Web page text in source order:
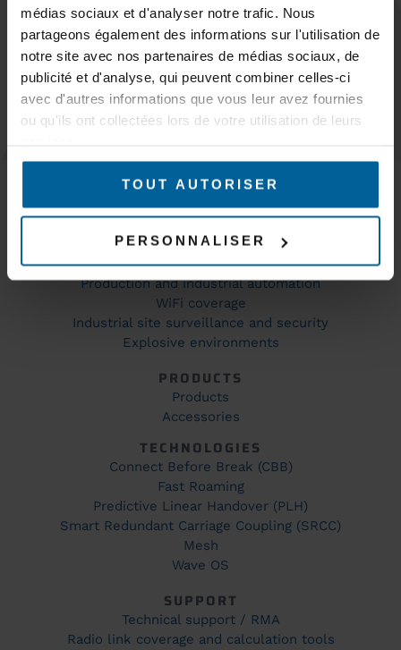
médias sociaux et d'analyser notre trafic. Nous
partageons également des informations sur l'utilisation de
notre site avec nos partenaires de médias sociaux, de
publicité et d'analyse, qui peuvent combiner celles-ci
avec d'autres informations que vous leur avez fournies
ou qu'ils ont collectées lors de votre utilisation de leurs
TOUT AUTORISER
PERSONNALISER
KEEP IN TOUCH
MARKETS
Trains & subways
Tramways & buses
Overhead cranes, gantry cranes and cranes
Mines & quarries
Production and industrial automation
WiFi coverage
Industrial site surveillance and security
Explosive environments
PRODUCTS
Products
Accessories
TECHNOLOGIES
Connect Before Break (CBB)
Fast Roaming
Predictive Linear Handover (PLH)
Smart Redundant Carriage Coupling (SRCC)
Mesh
Wave OS
SUPPORT
Technical support / RMA
Radio link coverage and calculation tools